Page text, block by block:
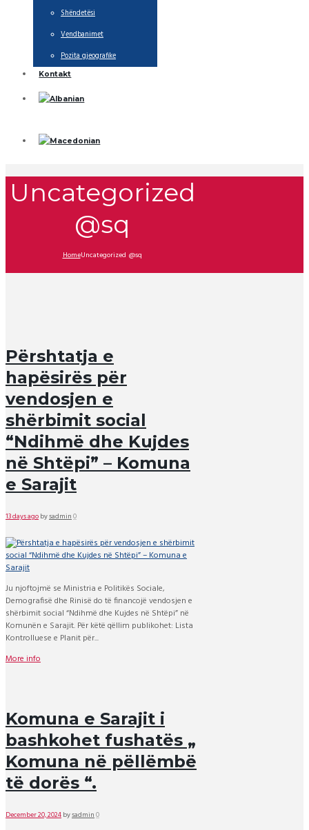
Shëndetësi
Vendbanimet
Pozita gjeografike
Kontakt
Uncategorized
@sq
HomeUncategorized @sq
Përshtatja e
hapësirës për
vendosjen e
shërbimit social
“Ndihmë dhe Kujdes
në Shtëpi” – Komuna
e Sarajit
13 days agobysadmin0
Ju njoftojmë se Ministria e Politikës Sociale,
Demografisë dhe Rinisë do të financojë vendosjen e
shërbimit social “Ndihmë dhe Kujdes në Shtëpi” në
Komunën e Sarajit. Për këtë qëllim publikohet: Lista
Kontrolluese e Planit për...
More info
Komuna e Sarajit i
bashkohet fushatës „
Komuna në pëllëmbë
të dorës “.
December 20, 2024bysadmin0